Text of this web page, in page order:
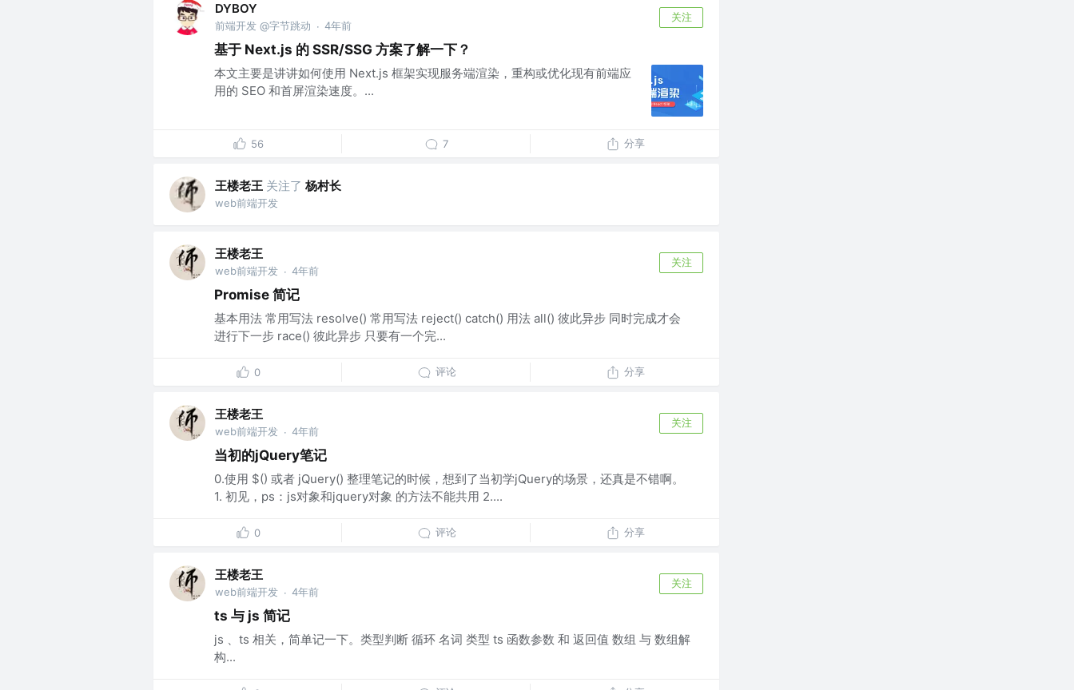
DYBOY
前端开发 @字节跳动 · 4年前
关注
基于 Next.js 的 SSR/SSG 方案了解一下？
本文主要是讲讲如何使用 Next.js 框架实现服务端渲染，重构或优化现有前端应
用的 SEO 和首屏渲染速度。...
56 7 分享
王楼老王 关注了 杨村长
web前端开发
王楼老王
web前端开发 · 4年前
关注
Promise 简记
基本用法 常用写法 resolve() 常用写法 reject() catch() 用法 all() 彼此异步 同时完成才会
进行下一步 race() 彼此异步 只要有一个完...
0 评论 分享
王楼老王
web前端开发 · 4年前
关注
当初的jQuery笔记
0.使用 $() 或者 jQuery() 整理笔记的时候，想到了当初学jQuery的场景，还真是不错啊。
1. 初见，ps：js对象和jquery对象 的方法不能共用 2....
0 评论 分享
王楼老王
web前端开发 · 4年前
关注
ts 与 js 简记
js 、ts 相关，简单记一下。类型判断 循环 名词 类型 ts 函数参数 和 返回值 数组 与 数组解
构...